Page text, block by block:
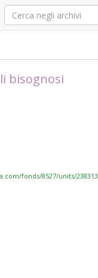
bisognosi
fonds/8527/units/238313